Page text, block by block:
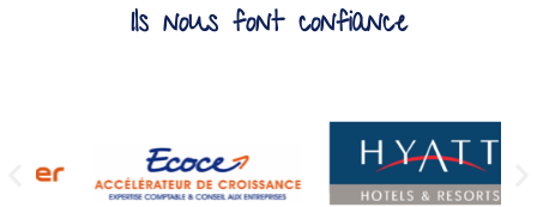
Ils nous font confiance